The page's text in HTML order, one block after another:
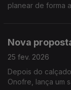
planear de forma
Nova
25 fev. 2026
Depois do
Onofre, lança um